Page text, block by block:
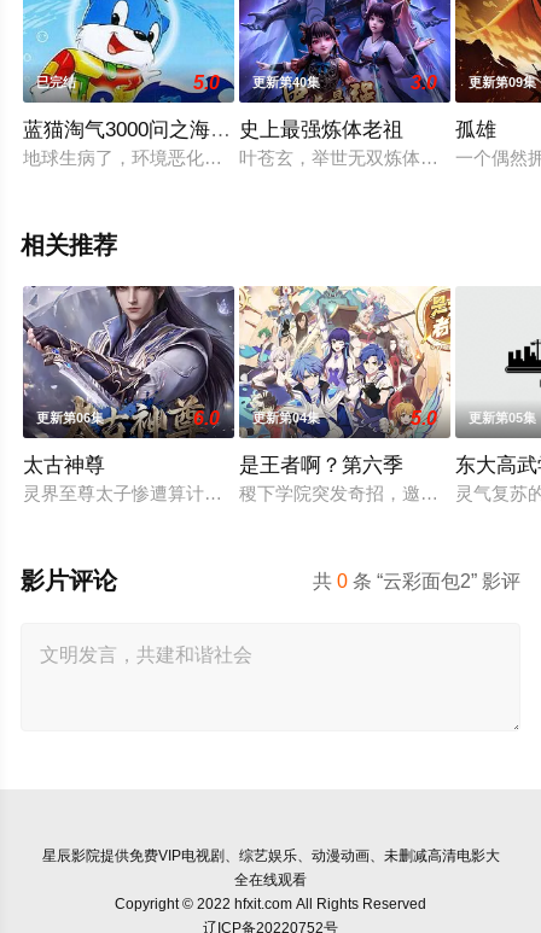
已完结 5.0
蓝猫淘气3000问之海洋世界
地球生病了，环境恶化，导致地球资源的告急，人类正面临着
更新第40集 3.0
史上最强炼体老祖
叶苍玄，举世无双炼体老祖，向诸神
更新第09集
孤雄
一个偶然
相关推荐
更新第06集 6.0
太古神尊
灵界至尊太子惨遭算计身死，重生跌落凡尘沦为底层杂役！身
更新第04集 5.0
是王者啊？第六季
稷下学院突发奇招，邀优秀毕业生返
更新第05集
东大高
灵气复苏
共0 条 “云彩面包2” 影评
影片评论
星辰影院提供免费VIP电视剧、综艺娱乐、动漫动画、未删减高清电影大
全在线观看
Copyright © 2022 hfxit.com All Rights Reserved
辽ICP备20220752号